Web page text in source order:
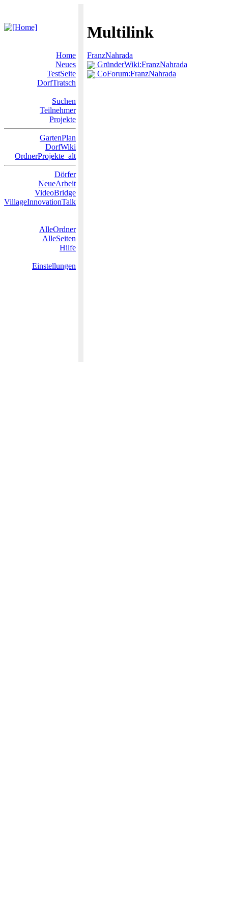
Multilink
Home
Neues
TestSeite
DorfTratsch
Suchen
Teilnehmer
Projekte
GartenPlan
DorfWiki
OrdnerProjekte_alt
Dörfer
NeueArbeit
VideoBridge
VillageInnovationTalk
AlleOrdner
AlleSeiten
Hilfe
Einstellungen
FranzNahrada
GründerWiki:FranzNahrada
CoForum:FranzNahrada